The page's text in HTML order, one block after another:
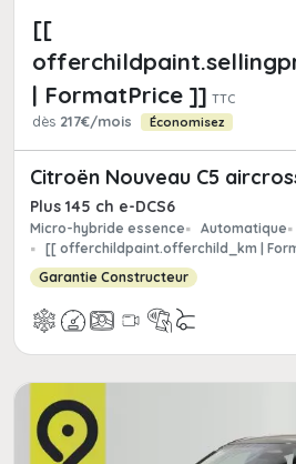
[[
| FormatPrice ]] TTC
dès 217€/mois Économisez
Citroën Nouveau C5
Plus 145 ch e-DCS6
Micro-hybride essence Automatique
[[ offerchildpaint.offerchild_km |
Garantie Constructeur